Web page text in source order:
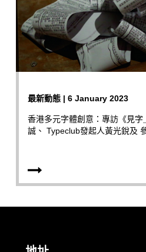
最新動態 | 6 January 2023
香港多元字體創意：專訪《見
誠、 Typeclub發起人黃光銳及